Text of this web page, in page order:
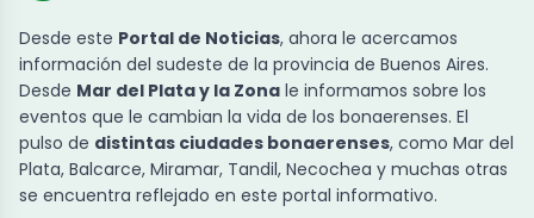
Desde este Portal de Noticias, ahora le acercamos
información del sudeste de la provincia de Buenos Aires.
Desde Mar del Plata y la Zona le informamos sobre los
eventos que le cambian la vida de los bonaerenses. El
pulso de distintas ciudades bonaerenses, como Mar del
Plata, Balcarce, Miramar, Tandil, Necochea y muchas otras
se encuentra reflejado en este portal informativo.